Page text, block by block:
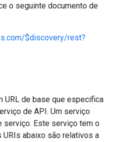
o seguinte documento de
$discovery/rest?
URL de base que especifica
de API. Um serviço
serviço. Este serviço tem o
abaixo são relativos a